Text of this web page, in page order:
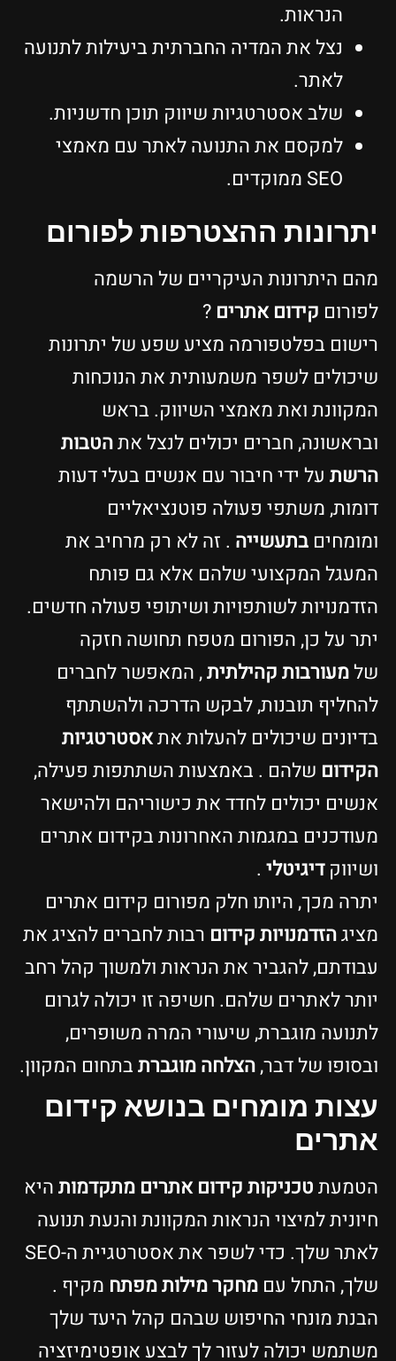
הנראות.
נצל את המדיה החברתית ביעילות לתנועה
לאתר.
שלב אסטרטגיות שיווק תוכן חדשניות.
למקסם את התנועה לאתר עם מאמצי
SEO ממוקדים.
יתרונות ההצטרפות לפורום
מהם היתרונות העיקריים של הרשמה
לפורום קידום אתרים ?
רישום בפלטפורמה מציע שפע של יתרונות
שיכולים לשפר משמעותית את הנוכחות
המקוונת ואת מאמצי השיווק. בראש
ובראשונה, חברים יכולים לנצל אתהטבות
הרשת על ידי חיבור עם אנשים בעלי דעות
דומות, משתפי פעולה פוטנציאליים
ומומחים בתעשייה . זה לא רק מרחיב את
המעגל המקצועי שלהם אלא גם פותח
הזדמנויות לשותפויות ושיתופי פעולה חדשים.
יתר על כן, הפורום מטפח תחושה חזקה
שלמעורבות קהילתית, המאפשר לחברים
להחליף תובנות, לבקש הדרכה ולהשתתף
בדיונים שיכולים להעלות אתאסטרטגיות
הקידום שלהם . באמצעות השתתפות פעילה,
אנשים יכולים לחדד את כישוריהם ולהישאר
מעודכנים במגמות האחרונות בקידום אתרים
ושיווקדיגיטלי .
יתרה מכך, היותו חלק מפורום קידום אתרים
מציגהזדמנויות קידום רבות לחברים להציג את
עבודתם, להגביר את הנראות ולמשוך קהל רחב
יותר לאתרים שלהם. חשיפה זו יכולה לגרום
לתנועה מוגברת, שיעורי המרה משופרים,
ובסופו של דבר,הצלחה מוגברתבתחום המקוון.
עצות מומחים בנושא קידום
אתרים
הטמעתטכניקות קידום אתרים מתקדמותהיא
חיונית למיצוי הנראות המקוונת והנעת תנועה
לאתר שלך. כדי לשפר את אסטרטגיית ה-SEO
שלך, התחל עם מחקר מילות מפתח מקיף .
הבנת מונחי החיפוש שבהם קהל היעד שלך
משתמש יכולה לעזור לך לבצע אופטימיזציה